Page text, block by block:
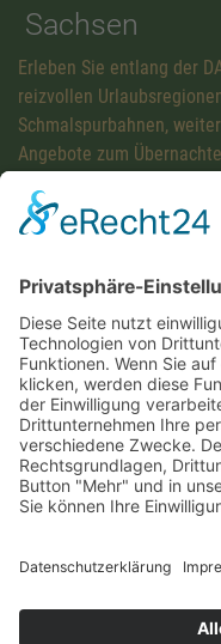
Sachsen
Erleben Sie entlang der
reizvollen
Schmalspurbahnen,
Angebote zum
Diese Maßnahme